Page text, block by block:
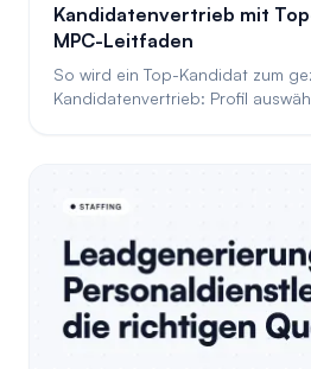
Kandidatenvertrieb mit
MPC-Leitfaden
So wird ein Top-Kandidat zum
Kandidatenvertrieb: Profil